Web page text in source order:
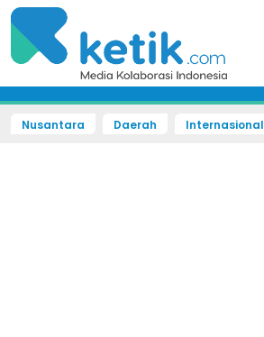
Nusantara Daerah Internasional